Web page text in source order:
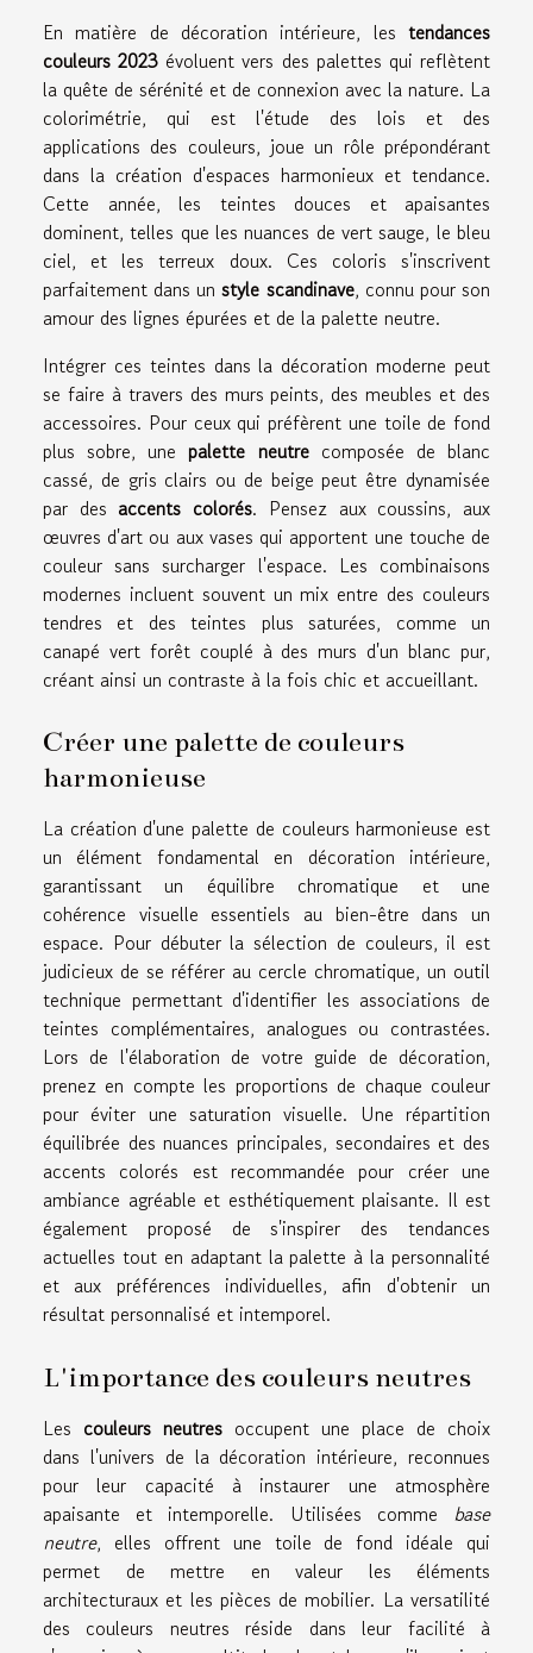
En matière de décoration intérieure, les tendances
couleurs 2023 évoluent vers des palettes qui reflètent
la quête de sérénité et de connexion avec la nature. La
colorimétrie, qui est l'étude des lois et des
applications des couleurs, joue un rôle prépondérant
dans la création d'espaces harmonieux et tendance.
Cette année, les teintes douces et apaisantes
dominent, telles que les nuances de vert sauge, le bleu
ciel, et les terreux doux. Ces coloris s'inscrivent
parfaitement dans unstyle scandinave, connu pour son
amour des lignes épurées et de la palette neutre.
Intégrer ces teintes dans la décoration moderne peut
se faire à travers des murs peints, des meubles et des
accessoires. Pour ceux qui préfèrent une toile de fond
plus sobre, une palette neutrecomposée de blanc
cassé, de gris clairs ou de beige peut être dynamisée
par des accents colorés. Pensez aux coussins, aux
œuvres d'art ou aux vases qui apportent une touche de
couleur sans surcharger l'espace. Les combinaisons
modernes incluent souvent un mix entre des couleurs
tendres et des teintes plus saturées, comme un
canapé vert forêt couplé à des murs d'un blanc pur,
créant ainsi un contraste à la fois chic et accueillant.
Créer une palette de couleurs
harmonieuse
La création d'une palette de couleurs harmonieuse est
un élément fondamental en décoration intérieure,
garantissant un équilibre chromatique et une
cohérence visuelle essentiels au bien-être dans un
espace. Pour débuter la sélection de couleurs, il est
judicieux de se référer au cercle chromatique, un outil
technique permettant d'identifier les associations de
teintes complémentaires, analogues ou contrastées.
Lors de l'élaboration de votre guide de décoration,
prenez en compte les proportions de chaque couleur
pour éviter une saturation visuelle. Une répartition
équilibrée des nuances principales, secondaires et des
accents colorés est recommandée pour créer une
ambiance agréable et esthétiquement plaisante. Il est
également proposé de s'inspirer des tendances
actuelles tout en adaptant la palette à la personnalité
et aux préférences individuelles, afin d'obtenir un
résultat personnalisé et intemporel.
L'importance des couleurs neutres
Les couleurs neutres occupent une place de choix
dans l'univers de la décoration intérieure, reconnues
pour leur capacité à instaurer une atmosphère
apaisante et intemporelle. Utilisées comme base
neutre, elles offrent une toile de fond idéale qui
permet de mettre en valeur les éléments
architecturaux et les pièces de mobilier. La versatilité
des couleurs neutres réside dans leur facilité à